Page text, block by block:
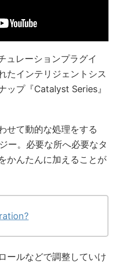
ュレーションプラグイ
たインテリジェントシス
ップ『Catalyst Series』
せて動的な処理をする
ー。必要な所へ必要なタ
かんたんに加えることが
ールなどで調整していけ